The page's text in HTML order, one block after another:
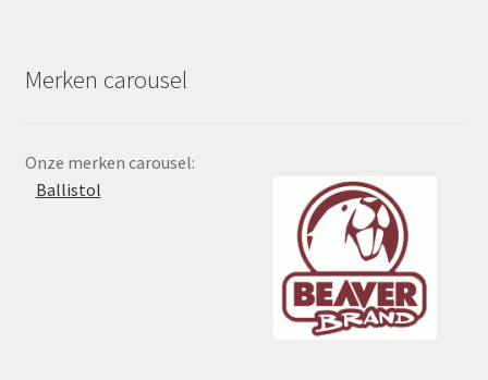
Merken carousel
Onze merken carousel:
Ballistol